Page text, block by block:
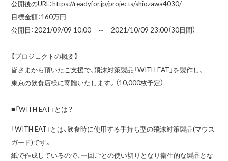
公開後のURL：https://readyfor.jp/projects/shiozawa4030/
目標金額：160万円
公開日：2021/09/09 10:00 ～ 2021/10/09 23:00（30日間）
【プロジェクトの概要】
皆さまから頂いたご支援で、飛沫対策製品「WITH EAT」を製作し、
東京の飲食店様に寄贈いたします。（10,000枚予定）
■「WITH EAT」とは？
「WITH EAT」とは、飲食時に使用する手持ち型の飛沫対策製品(マウス
ガード)です。
紙で作成しているので、一回ごとの使い切りとなり衛生的な製品とな